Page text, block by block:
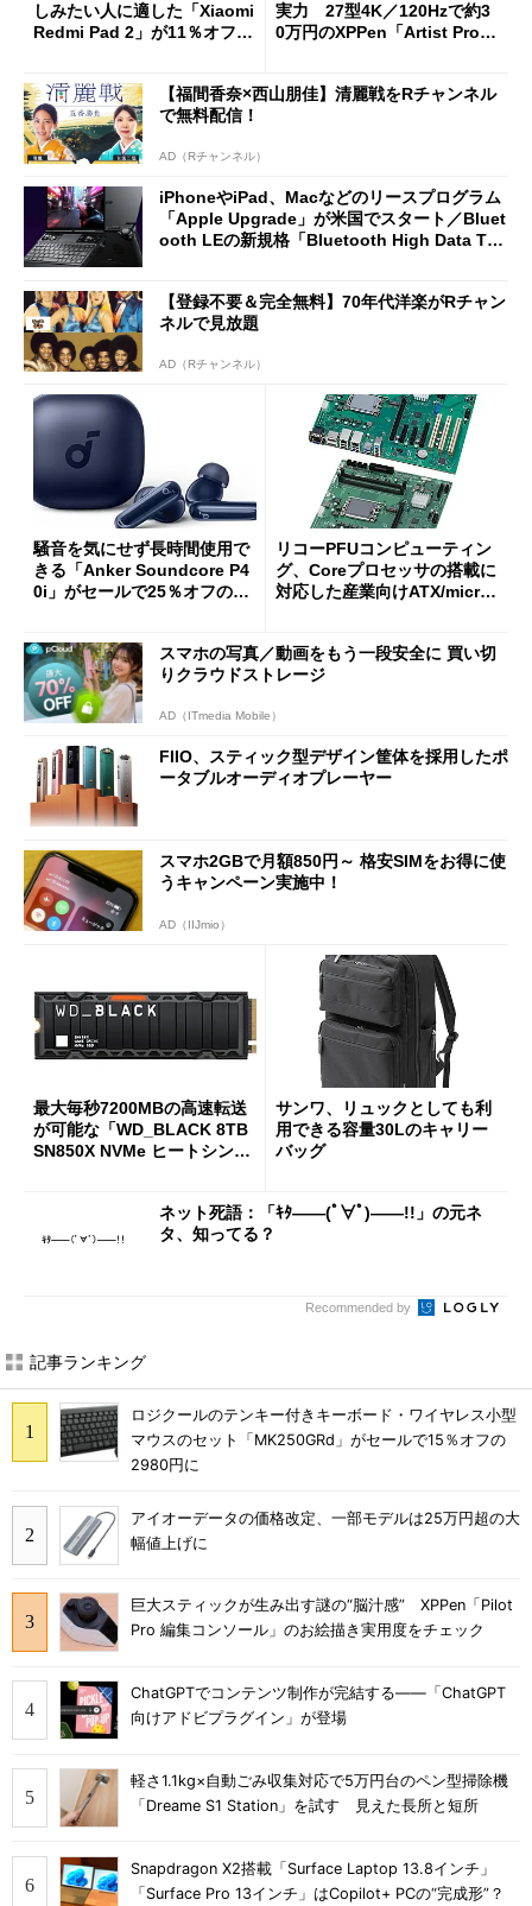
しみたい人に適した「Xiaomi
Redmi Pad 2」が11％オフの
実力 27型4K／120Hzで約3
0万円のXPPen「Artist Pro 2
【福間香奈×西山朋佳】清麗戦をRチャンネル
で無料配信！
AD（Rチャンネル）
iPhoneやiPad、Macなどのリースプログラム
「Apple Upgrade」が米国でスタート／Bluet
ooth LEの新規格「Bluetooth High Data Thr
【登録不要＆完全無料】70年代洋楽がRチャン
ネルで見放題
AD（Rチャンネル）
騒音を気にせず長時間使用で
きる「Anker Soundcore P4
0i」がセールで25％オフの59
リコーPFUコンピューティン
グ、Coreプロセッサの搭載に
対応した産業向けATX/micro
スマホの写真／動画をもう一段安全に 買い切
りクラウドストレージ
AD（ITmedia Mobile）
FIIO、スティック型デザイン筐体を採用したポ
ータブルオーディオプレーヤー
スマホ2GBで月額850円～ 格安SIMをお得に使
うキャンペーン実施中！
AD（IIJmio）
最大毎秒7200MBの高速転送
が可能な「WD_BLACK 8TB
SN850X NVMe ヒートシンク
サンワ、リュックとしても利
用できる容量30Lのキャリー
バッグ
ネット死語：「ｷﾀ――(ﾟ∀ﾟ)――!!」の元ネ
タ、知ってる？
Recommended by
記事ランキング
ロジクールのテンキー付きキーボード・ワイヤレス小型
マウスのセット「MK250GRd」がセールで15％オフの
2980円に
アイオーデータの価格改定、一部モデルは25万円超の大
幅値上げに
巨大スティックが生み出す謎の“脳汁感” XPPen「Pilot
Pro 編集コンソール」のお絵描き実用度をチェック
ChatGPTでコンテンツ制作が完結する――「ChatGPT
向けアドビプラグイン」が登場
軽さ1.1kg×自動ごみ収集対応で5万円台のペン型掃除機
「Dreame S1 Station」を試す 見えた長所と短所
Snapdragon X2搭載「Surface Laptop 13.8インチ」
「Surface Pro 13インチ」はCopilot+ PCの“完成形”？